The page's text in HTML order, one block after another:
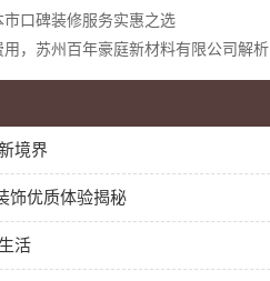
口碑装修服务实惠之选
，苏州百年豪庭新材料有限公司解析
境界
饰优质体验揭秘
活